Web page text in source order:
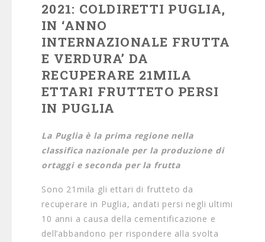
2021: COLDIRETTI PUGLIA,
IN ‘ANNO
INTERNAZIONALE FRUTTA
E VERDURA’ DA
RECUPERARE 21MILA
ETTARI FRUTTETO PERSI
IN PUGLIA
La Puglia è la prima regione nella
classifica nazionale per la produzione di
ortaggi e seconda per la frutta
Sono 21mila gli ettari di frutteto da
recuperare in Puglia, andati persi negli ultimi
10 anni a causa della cementificazione e
dell’abbandono per rispondere alla svolta